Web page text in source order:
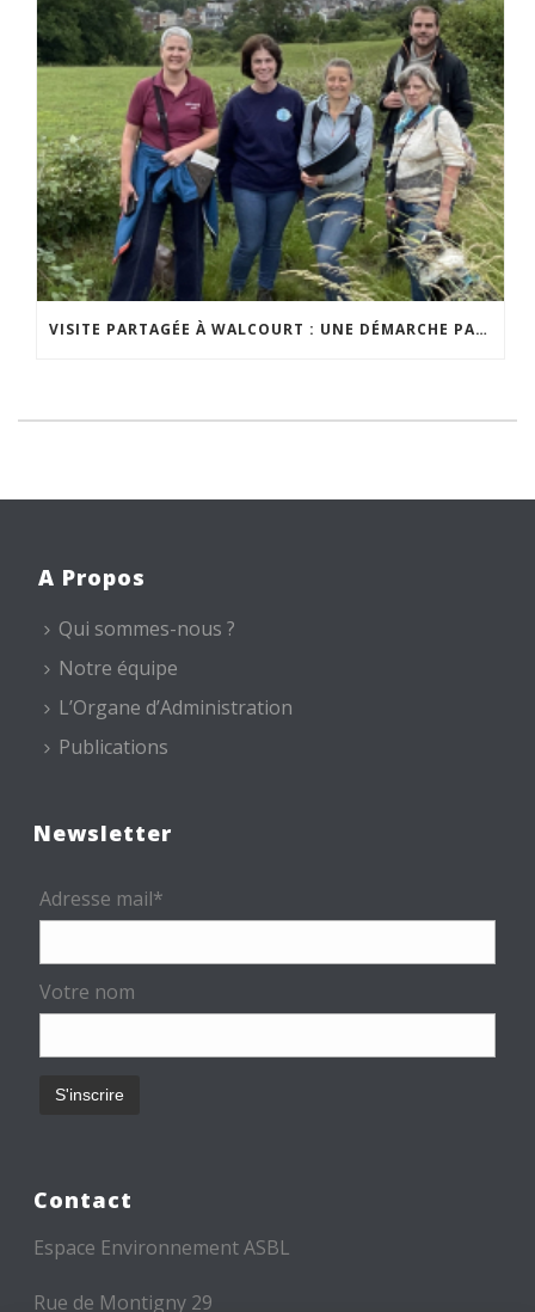
VISITE PARTAGÉE À WALCOURT : UNE DÉMARCHE PARTICIPATIVE ANIMÉE PAR ESPACE ENVIRONNEMENT
A Propos
Qui sommes-nous ?
Notre équipe
L’Organe d’Administration
Publications
Newsletter
Adresse mail*
Votre nom
Contact
Espace Environnement ASBL
Rue de Montigny 29